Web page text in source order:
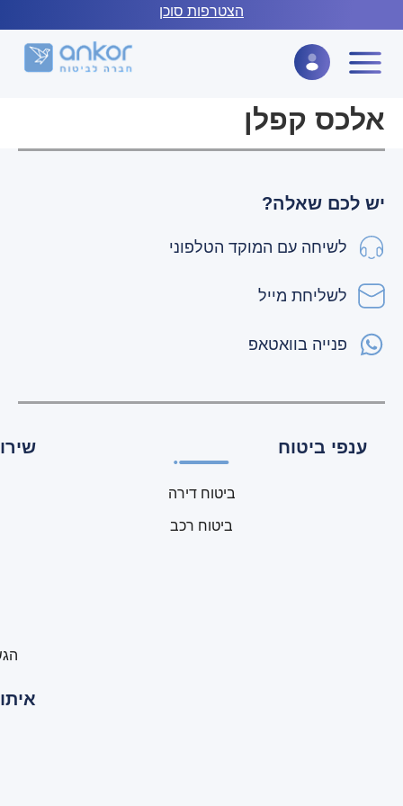
הצטרפות סוכן
אלכס קפלן
יש לכם שאלה?
לשיחה עם המוקד הטלפוני
לשליחת מייל
פנייה בוואטאפ
ענפי ביטוח
ביטוח דירה
ביטוח רכב